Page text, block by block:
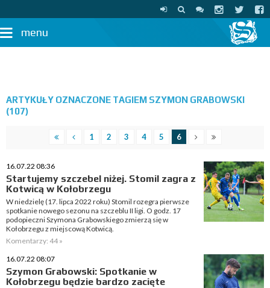
menu
ARTYKUŁY OZNACZONE TAGIEM SZYMON GRABOWSKI
(107)
1 2 3 4 5 6
16.07.22 08:36
Startujemy szczebel niżej. Stomil zagra z
Kotwicą w Kołobrzegu
W niedzielę (17. lipca 2022 roku) Stomil rozegra pierwsze
spotkanie nowego sezonu na szczeblu II ligi. O godz. 17
podopieczni Szymona Grabowskiego zmierzą się w
Kołobrzegu z miejscową Kotwicą.
Komentarzy: 44 »
16.07.22 08:07
Szymon Grabowski: Spotkanie w
Kołobrzegu będzie bardzo zacięte